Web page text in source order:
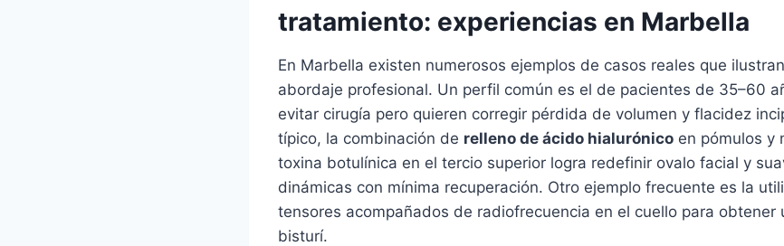
tratamiento: experiencias en Marbella
En Marbella existen numerosos ejemplos de casos reales que
abordaje profesional. Un perfil común es el de pacientes de 35–60
evitar cirugía pero quieren corregir pérdida de volumen y flacidez
típico, la combinación de relleno de ácido hialurónico en pómulos y
toxina botulínica en el tercio superior logra redefinir ovalo facial y
dinámicas con mínima recuperación. Otro ejemplo frecuente es la
tensores acompañados de radiofrecuencia en el cuello para obtener
bisturí.